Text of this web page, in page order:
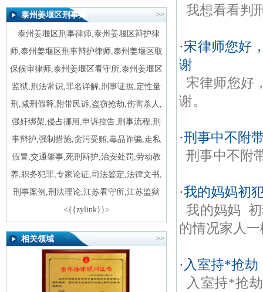
泰州姜堰区刑事辩
护律师标签
>>
泰州姜堰区刑事律师,泰州姜堰区辩护律
师,泰州姜堰区刑事辩护律师,泰州姜堰区取
保候审律师,泰州姜堰区看守所,泰州姜堰区
监狱,刑法常识,罪名详解,刑事证据,定性量
刑,减刑假释,附带民诉,盗窃抢劫,伤害杀人,
强奸绑架,侵占挪用,申诉控告,刑事流程,刑
事辩护,强制措施,贪污受贿,毒品诈骗,走私
假冒,交通肇事,死刑辩护,治安处罚,劳动教
养,职务犯罪,专家论证,司法鉴定,法律文书,
刑事案例,刑法理论,江苏看守所,江苏监狱
<{{zylink}}>
相关领域 >>
我想看看判
·宋律师您好
谢
宋律师您好
谢。
·刑事中不附
刑事中不附
·我的妈妈初
我的妈妈
的情况家人
· 入室持*抢
入室持*抢